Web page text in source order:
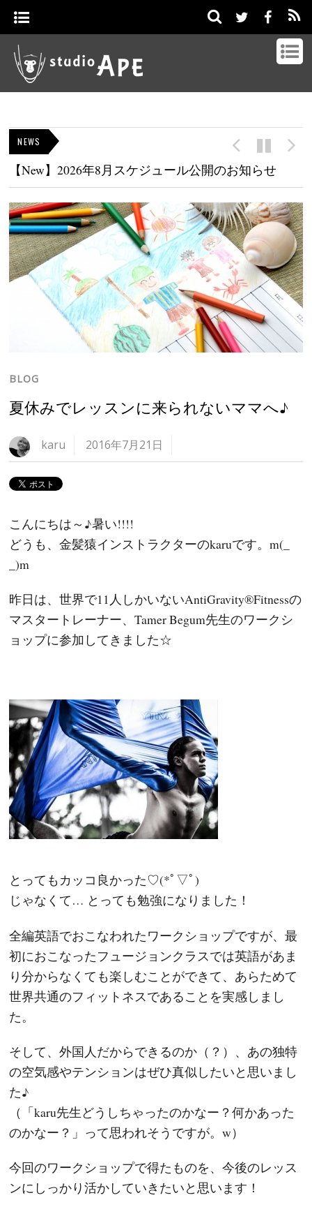
NEWS
【New】2026年8月スケジュール公開のお知らせ
BLOG
夏休みでレッスンに来られないママへ♪
karu 2016年7月21日
こんにちは～♪暑い!!!!
どうも、金髪猿インストラクターのkaruです。m(_
_)m
昨日は、世界で11人しかいないAntiGravity®Fitnessの
マスタートレーナー、Tamer Begum先生のワークシ
ョップに参加してきました☆
とってもカッコ良かった♡(*ﾟ▽ﾟ)
じゃなくて… とっても勉強になりました！
全編英語でおこなわれたワークショップですが、最
初におこなったフュージョンクラスでは英語があま
り分からなくても楽しむことができて、あらためて
世界共通のフィットネスであることを実感しまし
た。
そして、外国人だからできるのか（？）、あの独特
の空気感やテンションはぜひ真似したいと思いまし
た♪
（「karu先生どうしちゃったのかなー？何かあった
のかなー？」って思われそうですが。w）
今回のワークショップで得たものを、今後のレッス
ンにしっかり活かしていきたいと思います！